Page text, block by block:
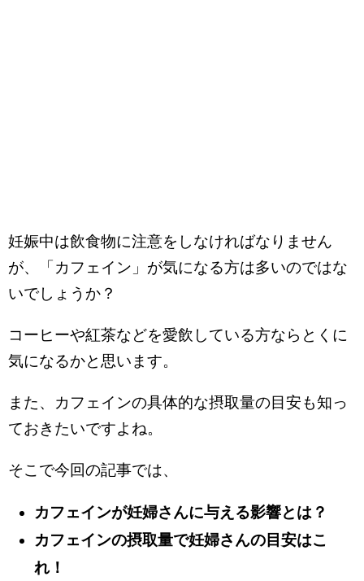
妊娠中は飲食物に注意をしなければなりません
が、「カフェイン」が気になる方は多いのではな
いでしょうか？
コーヒーや紅茶などを愛飲している方ならとくに
気になるかと思います。
また、カフェインの具体的な摂取量の目安も知っ
ておきたいですよね。
そこで今回の記事では、
カフェインが妊婦さんに与える影響とは？
カフェインの摂取量で妊婦さんの目安はこ
れ！